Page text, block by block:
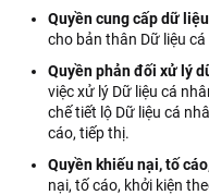
Quyền cung cấp dữ liệu
cho bản thân Dữ liệu
Quyền phản đối xử lý
việc xử lý Dữ liệu cá
chế tiết lộ Dữ liệu cá
cáo, tiếp thị.
Quyền khiếu nại, tố
nại, tố cáo, khởi kiện